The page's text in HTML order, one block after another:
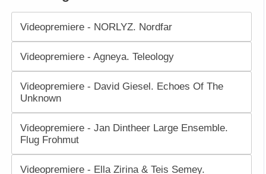
Videopremiere - NORLYZ. Nordfar
Videopremiere - Agneya. Teleology
Videopremiere - David Giesel. Echoes Of The
Unknown
Videopremiere - Jan Dintheer Large Ensemble.
Flug Frohmut
Videopremiere - Ella Zirina & Teis Semey.